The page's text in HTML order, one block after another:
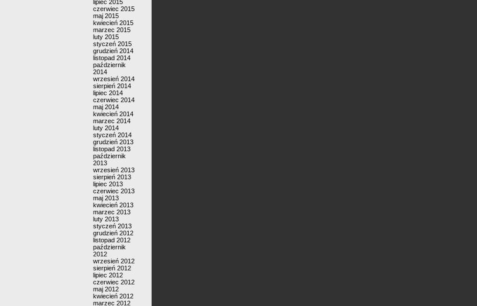
lipiec 2015
czerwiec 2015
maj 2015
kwiecień 2015
marzec 2015
luty 2015
styczeń 2015
grudzień 2014
listopad 2014
październik
2014
wrzesień 2014
sierpień 2014
lipiec 2014
czerwiec 2014
maj 2014
kwiecień 2014
marzec 2014
luty 2014
styczeń 2014
grudzień 2013
listopad 2013
październik
2013
wrzesień 2013
sierpień 2013
lipiec 2013
czerwiec 2013
maj 2013
kwiecień 2013
marzec 2013
luty 2013
styczeń 2013
grudzień 2012
listopad 2012
październik
2012
wrzesień 2012
sierpień 2012
lipiec 2012
czerwiec 2012
maj 2012
kwiecień 2012
marzec 2012